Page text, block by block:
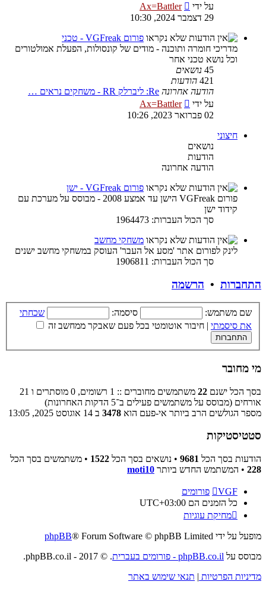
על ידי
Ax=Battler
בהודעה
29 דצמבר 2024, 10:30
פורום VGFreak - טכני
מדריכי חומרה ותוכנה - מודים של קונסולות, הפעלת אמולטורים
וכל נושא טכני אחר
45 נושאים
421 הודעות
הודעה אחרונה Re: ליברלק RR - משחקים נראים …
על ידי
Ax=Battler
בהודעה
02 פברואר 2023, 10:26
חיצוני
נושאים
הודעות
הודעה אחרונה
פורום VGFreak - ישן
פורום VGFreak הישן עד אמצע 2008 - מבוסס על מערכת עם
קידוד ישן
סך הכול העברות: 1964473
משחקי מחשב
לינק לפורום אתר 'מסע אל העבר' העוסק במשחקי מחשב ישנים
סך הכול העברות: 1906811
התחברות • הרשמה
שם משתמש: סיסמה:
שכחתי
את סיסמתי | חיבור אוטומטי בכל פעם שאבקר ממחשב זה
מי מחובר
בסך הכל ישנם 22
משתמשים מחוברים :: 1 רשומים, 0 מוסתרים ו 21
אורחים (מבוסס על משתמשים פעילים ב־5 הדקות האחרונות)
מספר הגולשים הרב ביותר אי-פעם הוא 3478 ב 14 אוגוסט 2025, 13:05
סטטיסטיקות
הודעות בסך הכל 9681 • נושאים בסך הכל 1522 • משתמשים בסך הכל
228 • המשתמש החדש ביותר moti10
VGF
פורומים
כל הזמנים הם UTC+03:00
מחיקת עוגיות
מופעל על ידי phpBB® Forum Software © phpBB Limited
מבוסס על phpBB.co.il - פורומים בעברית
. © 2017 - phpBB.co.il.
מדיניות הפרטיות | תנאי שימוש באתר